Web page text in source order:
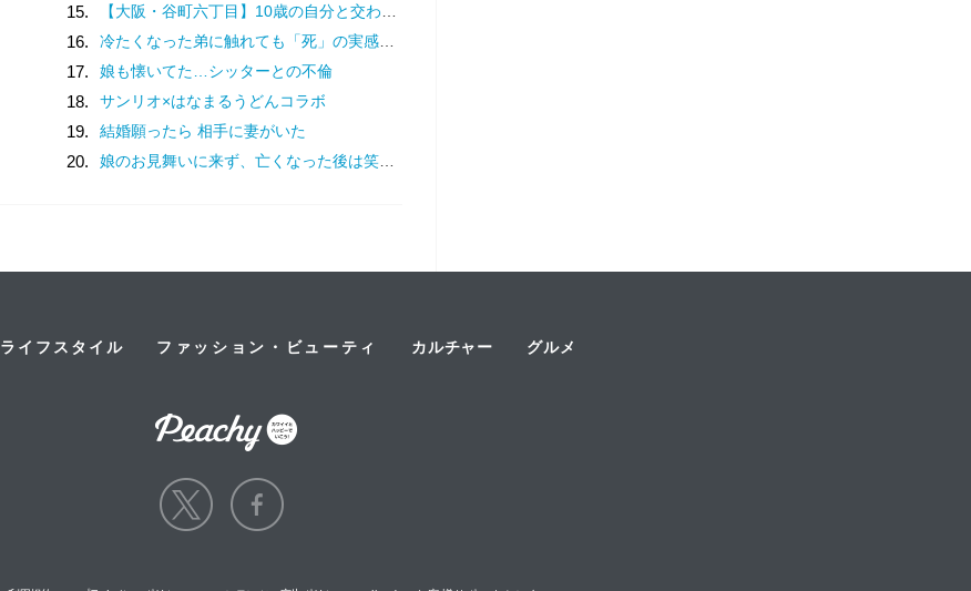
15. 【大阪・谷町六丁目】10歳の自分と交わした約束。名店での猛修業を経てオープンした「ma journée（マジョルネ）」が提案する、日常に寄り添うフランス菓子
16. 冷たくなった弟に触れても「死」の実感がなかった姉。納棺の時に現実を突きつけられて
17. 娘も懐いてた…シッターとの不倫
18. サンリオ×はなまるうどんコラボ
19. 結婚願ったら 相手に妻がいた
20. 娘のお見舞いに来ず、亡くなった後は笑顔を浮かべる母親。冷たすぎる態度に、一つの疑惑が頭をよぎる…／ナース漫画
ライフスタイル ファッション・ビューティ カルチャー グルメ